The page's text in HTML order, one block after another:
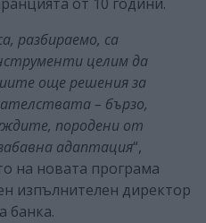
разбираемо, са
целим да
още решения за
– бързо,
породени от
адаптация“,
на новата програма
изпълнителен директор
банка.